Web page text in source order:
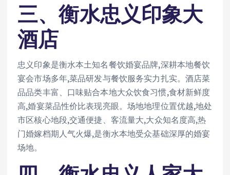
三、衡水忠义印象大
酒店
忠义印象是衡水本土知名餐饮婚宴品牌,深耕本地餐饮
宴会市场多年,菜品研发与餐饮服务实力扎实。酒店菜
品品类丰富、口味贴合本地大众饮食习惯,食材新鲜度
高,婚宴菜品性价比表现亮眼。场地地理位置优越,地处
市区核心地段,交通便捷、客流量大,大众知名度高,热
门婚嫁档期人气火爆,是衡水本地受众基础深厚的婚宴
场地。